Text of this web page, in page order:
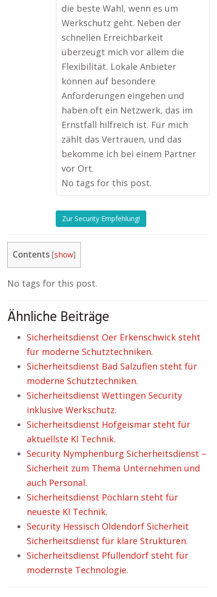
die beste Wahl, wenn es um
Werkschutz geht. Neben der
schnellen Erreichbarkeit
überzeugt mich vor allem die
Flexibilität. Lokale Anbieter
können auf besondere
Anforderungen eingehen und
haben oft ein Netzwerk, das im
Ernstfall hilfreich ist. Für mich
zählt das Vertrauen, und das
bekomme ich bei einem Partner
vor Ort.
No tags for this post.
Zur Security Empfehlung!
Contents [show]
No tags for this post.
Ähnliche Beiträge
Sicherheitsdienst Oer Erkenschwick steht
für moderne Schutztechniken.
Sicherheitsdienst Bad Salzuflen steht für
moderne Schutztechniken.
Sicherheitsdienst Wettingen Security
inklusive Werkschutz.
Sicherheitsdienst Hofgeismar steht für
aktuellste KI Technik.
Security Nymphenburg Sicherheitsdienst –
Sicherheit zum Thema Unternehmen und
auch Personal.
Sicherheitsdienst Pöchlarn steht für
neueste KI Technik.
Security Hessisch Oldendorf Sicherheit
Sicherheitsdienst für klare Strukturen.
Sicherheitsdienst Pfullendorf steht für
modernste Technologie.